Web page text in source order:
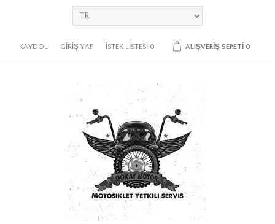
KAYDOL GIRIŞ YAP İSTEK LISTESI 0 ALIŞVERIŞ SEPETI 0